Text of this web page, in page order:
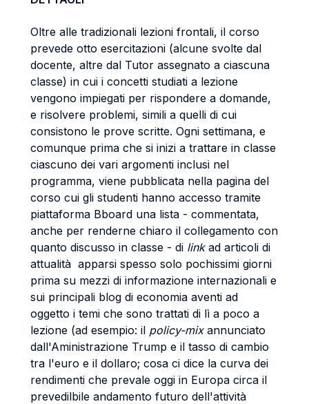
Oltre alle tradizionali lezioni frontali, il corso
prevede otto esercitazioni (alcune svolte dal
docente, altre dal Tutor assegnato a ciascuna
classe) in cui i concetti studiati a lezione
vengono impiegati per rispondere a domande,
e risolvere problemi, simili a quelli di cui
consistono le prove scritte. Ogni settimana, e
comunque prima che si inizi a trattare in classe
ciascuno dei vari argomenti inclusi nel
programma, viene pubblicata nella pagina del
corso cui gli studenti hanno accesso tramite
piattaforma Bboard una lista - commentata,
anche per renderne chiaro il collegamento con
quanto discusso in classe - di linkad articoli di
attualità apparsi spesso solo pochissimi giorni
prima su mezzi di informazione internazionali e
sui principali blog di economia aventi ad
oggetto i temi che sono trattati di lì a poco a
lezione (ad esempio: il policy-mix annunciato
dall'Aministrazione Trump e il tasso di cambio
tra l'euro e il dollaro; cosa ci dice la curva dei
rendimenti che prevale oggi in Europa circa il
prevedilbile andamento futuro dell'attività